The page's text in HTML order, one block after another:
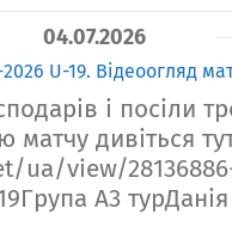
04.07.2026
U-19. Відеоогляд
і посіли
матчу дивіться
ua/view/
А3